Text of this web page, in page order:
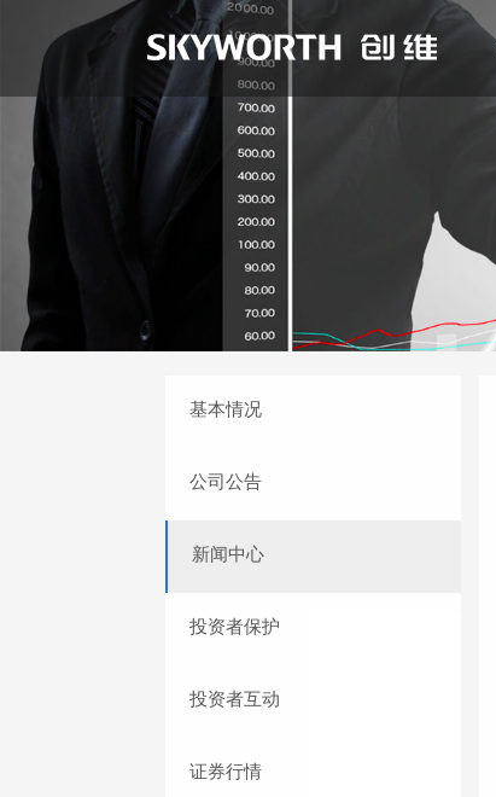
基本情况
公司公告
新闻中心
投资者保护
投资者互动
证券行情